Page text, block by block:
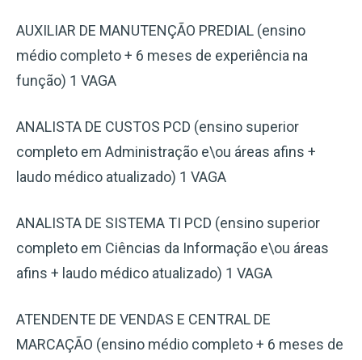
AUXILIAR DE MANUTENÇÃO PREDIAL (ensino
médio completo + 6 meses de experiência na
função) 1 VAGA
ANALISTA DE CUSTOS PCD (ensino superior
completo em Administração e\ou áreas afins +
laudo médico atualizado) 1 VAGA
ANALISTA DE SISTEMA TI PCD (ensino superior
completo em Ciências da Informação e\ou áreas
afins + laudo médico atualizado) 1 VAGA
ATENDENTE DE VENDAS E CENTRAL DE
MARCAÇÃO (ensino médio completo + 6 meses de